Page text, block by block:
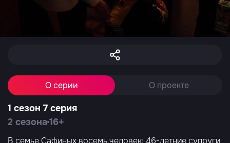
О серии О проекте
1 сезон 7 серия
2 сезона16+
В семье Сафиных восемь человек: 46-летние супруги